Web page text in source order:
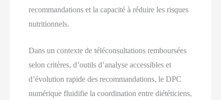
recommandations et la capacité à réduire les risques
nutritionnels.
Dans un contexte de téléconsultations remboursées
selon critères, d’outils d’analyse accessibles et
d’évolution rapide des recommandations, le DPC
numérique fluidifie la coordination entre diététiciens,